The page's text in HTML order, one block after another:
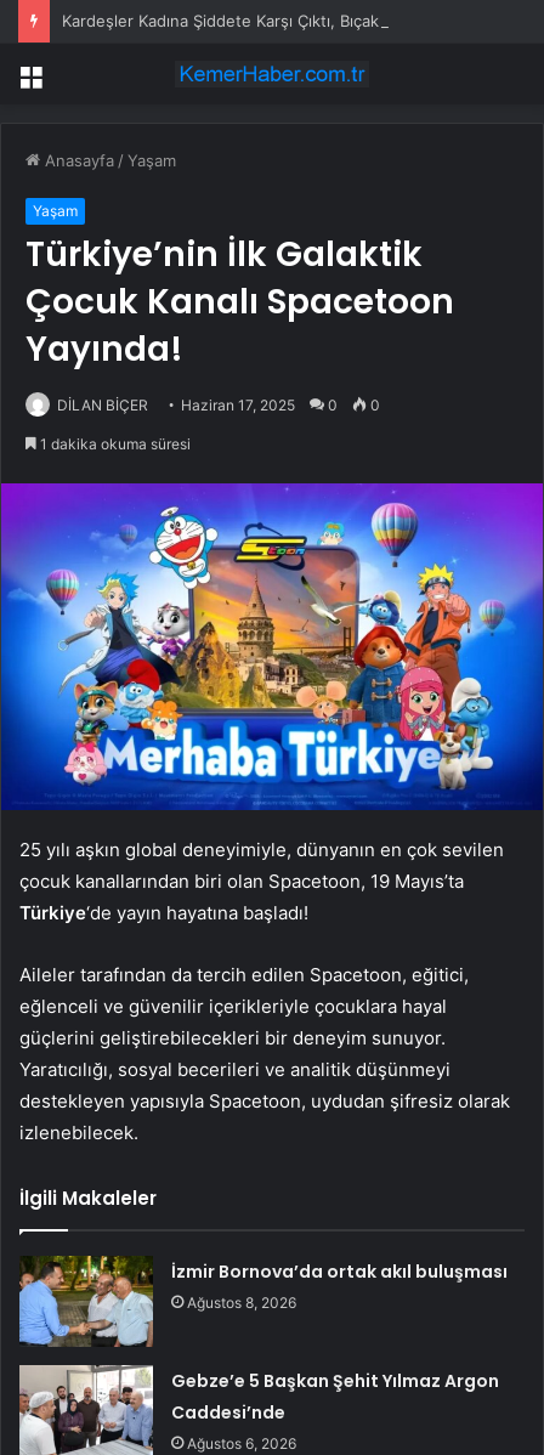
Kardeşler Kadına Şiddete Karşı Çıktı, Bıçaklandı
Menü
Anasayfa /Yaşam
Yaşam
Türkiye’nin İlk Galaktik
Çocuk Kanalı Spacetoon
Yayında!
DİLAN BİÇER Haziran 17, 2025 0 0
1 dakika okuma süresi
25 yılı aşkın global deneyimiyle, dünyanın en çok sevilen
çocuk kanallarından biri olan Spacetoon, 19 Mayıs’ta
Türkiye‘de yayın hayatına başladı!
Aileler tarafından da tercih edilen Spacetoon, eğitici,
eğlenceli ve güvenilir içerikleriyle çocuklara hayal
güçlerini geliştirebilecekleri bir deneyim sunuyor.
Yaratıcılığı, sosyal becerileri ve analitik düşünmeyi
destekleyen yapısıyla Spacetoon, uydudan şifresiz olarak
izlenebilecek.
İlgili Makaleler
İzmir Bornova’da ortak akıl buluşması
Ağustos 8, 2026
Gebze’e 5 Başkan Şehit Yılmaz Argon
Caddesi’nde
Ağustos 6, 2026